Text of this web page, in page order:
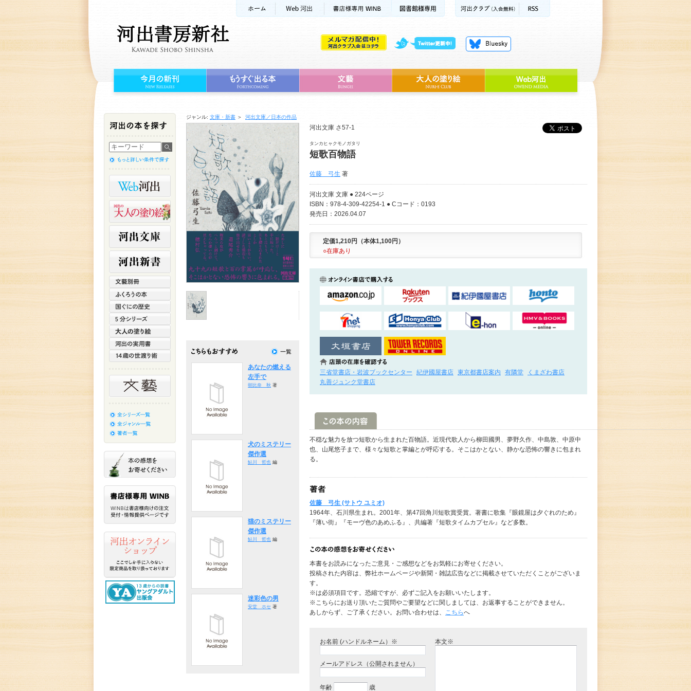
ジャンル: 文庫・新書 ＞ 河出文庫／日本の作品
河出文庫 さ57-1
タンカヒャクモノガタリ
短歌百物語
佐藤 弓生 著
河出文庫 文庫 ● 224ページ
ISBN：978-4-309-42254-1 ● Cコード：0193
発売日：2026.04.07
定価1,210円（本体1,100円）
○在庫あり
三省堂書店・岩波ブックセンター 紀伊國屋書店 東京都書店案内 有隣堂
くまざわ書店
丸善ジュンク堂書店
不穏な魅力を放つ短歌から生まれた百物語。近現代歌人から柳田國男、夢野久作、中島敦、中原中
也、山尾悠子まで、様々な短歌と掌編とが呼応する。そこはかとない、静かな恐怖の響きに包まれ
る。
佐藤 弓生 (サトウ ユミオ)
1964年、石川県生まれ。2001年、第47回角川短歌賞受賞。著書に歌集『眼鏡屋は夕ぐれのため』
『薄い街』『モーヴ色のあめふる』、共編著『短歌タイムカプセル』など多数。
本書をお読みになったご意見・ご感想などをお気軽にお寄せください。
投稿された内容は、弊社ホームページや新聞・雑誌広告などに掲載させていただくことがございま
す。
※は必須項目です。恐縮ですが、必ずご記入をお願いいたします。
※こちらにお送り頂いたご質問やご要望などに関しましては、お返事することができません。
あしからず、ご了承ください。お問い合わせは、 こちらへ
お名前 (ハンドルネーム）※
メールアドレス（公開されません）
年齢 歳
本文※
あなたの燃える
左手で
朝比奈 秋 著
犬のミステリー
傑作選
鮎川 哲也 編
猫のミステリー
傑作選
鮎川 哲也 編
迷彩色の男
安堂 ホセ 著